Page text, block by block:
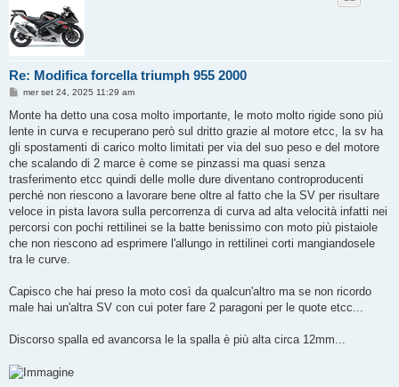
Re: Modifica forcella triumph 955 2000
M
s
a
g
i
o
mer set 24, 2025 11:29 am
Monte ha detto una cosa molto importante, le moto molto rigide sono più
lente in curva e recuperano però sul dritto grazie al motore etcc, la sv ha
gli spostamenti di carico molto limitati per via del suo peso e del motore
che scalando di 2 marce è come se pinzassi ma quasi senza
trasferimento etcc quindi delle molle dure diventano controproducenti
perché non riescono a lavorare bene oltre al fatto che la SV per risultare
veloce in pista lavora sulla percorrenza di curva ad alta velocità infatti nei
percorsi con pochi rettilinei se la batte benissimo con moto più pistaiole
che non riescono ad esprimere l'allungo in rettilinei corti mangiandosele
tra le curve.
Capisco che hai preso la moto così da qualcun'altro ma se non ricordo
male hai un'altra SV con cui poter fare 2 paragoni per le quote etcc...
Discorso spalla ed avancorsa le la spalla è più alta circa 12mm...